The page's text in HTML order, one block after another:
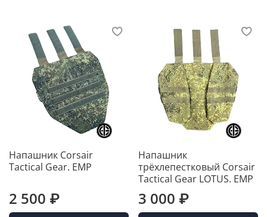
Напашник Corsair
Tactical Gear. ЕМР
2 500 ₽
Напашник
трёхлепестковый Corsair
Tactical Gear LOTUS. ЕМР
3 000 ₽